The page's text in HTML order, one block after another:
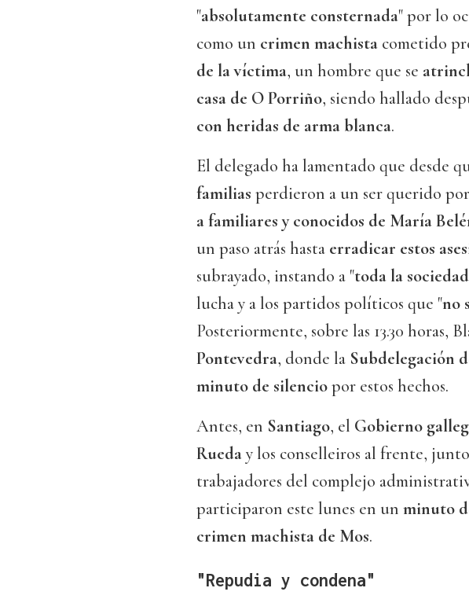
"absolutamente consternada" por lo
como un crimen machista cometido
de la víctima, un hombre que se
casa de O Porriño, siendo hallado
con heridas de arma blanca.
El delegado ha lamentado que desde
familias perdieron a un ser querido
a familiares y conocidos de María
un paso atrás hasta erradicar estos
subrayado, instando a "toda la sociedad
lucha y a los partidos políticos que "no
Posteriormente, sobre las 13.30 horas,
Pontevedra, donde la Subdelegación
minuto de silenciopor estos hechos.
Antes, en Santiago, el Gobierno
Rueday los conselleiros al frente,
trabajadores del complejo
participaron este lunes en un minuto
crimen machista de Mos.
"Repudia y condena"